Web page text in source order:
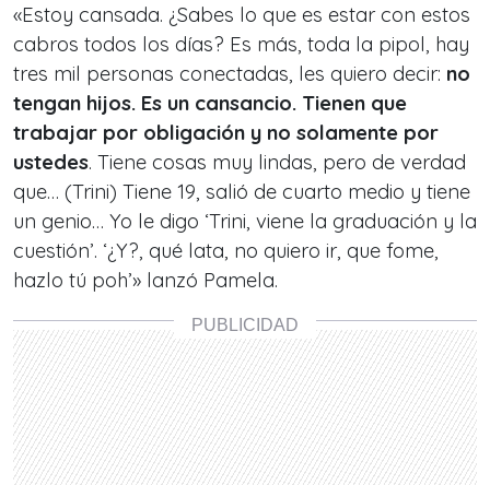
«Estoy cansada. ¿Sabes lo que es estar con estos
cabros todos los días? Es más, toda la pipol, hay
tres mil personas conectadas, les quiero decir: no
tengan hijos. Es un cansancio. Tienen que
trabajar por obligación y no solamente por
ustedes. Tiene cosas muy lindas, pero de verdad
que… (Trini) Tiene 19, salió de cuarto medio y tiene
un genio… Yo le digo ‘Trini, viene la graduación y la
cuestión’. ‘¿Y?, qué lata, no quiero ir, que fome,
hazlo tú poh’» lanzó Pamela.